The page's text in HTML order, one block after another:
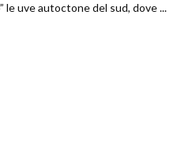
le uve autoctone del sud, dove ...